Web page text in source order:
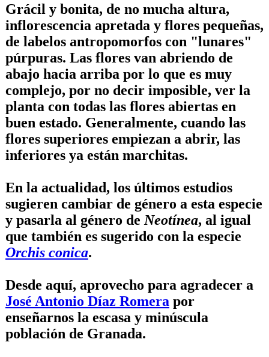
Grácil y bonita, de no mucha altura,
inflorescencia apretada y flores pequeñas,
de labelos antropomorfos con "lunares"
púrpuras. Las flores van abriendo de
abajo hacia arriba por lo que es muy
complejo, por no decir imposible, ver la
planta con todas las flores abiertas en
buen estado. Generalmente, cuando las
flores superiores empiezan a abrir, las
inferiores ya están marchitas.
En la actualidad, los últimos estudios
sugieren cambiar de género a esta especie
y pasarla al género de Neotínea, al igual
que también es sugerido con la especie
Orchis conica.
Desde aquí, aprovecho para agradecer a
José Antonio Díaz Romera por
enseñarnos la escasa y minúscula
población de Granada.